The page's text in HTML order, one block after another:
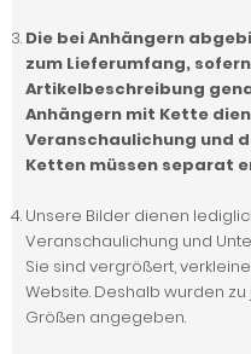
Die bei Anhängern
zum Lieferumfang,
Artikelbeschreibung
Anhängern mit Kette
Veranschaulichung und
Ketten müssen separat
Unsere Bilder dienen
Veranschaulichung und
Sie sind vergrößert,
Website. Deshalb wurden
Größen angegeben.